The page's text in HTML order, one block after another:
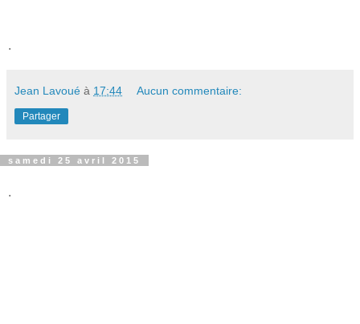
.
Jean Lavoué à 17:44 Aucun commentaire:
Partager
samedi 25 avril 2015
.